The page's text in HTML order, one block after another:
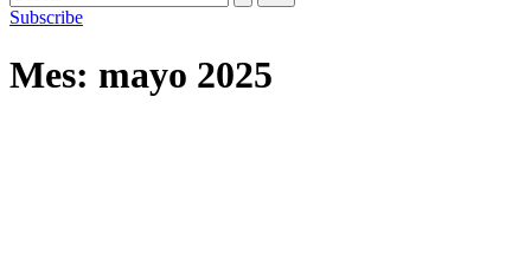
Subscribe
Mes: mayo 2025